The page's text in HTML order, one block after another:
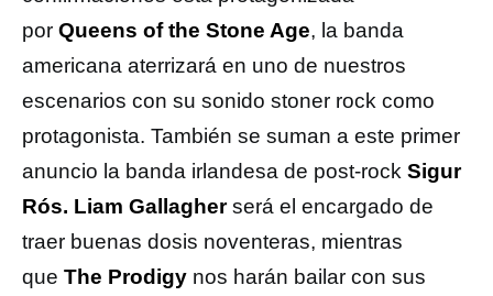
por Queens of the Stone Age, la banda
americana aterrizará en uno de nuestros
escenarios con su sonido stoner rock como
protagonista. También se suman a este primer
anuncio la banda irlandesa de post-rock Sigur
Rós. Liam Gallagherserá el encargado de
traer buenas dosis noventeras, mientras
que The Prodigy nos harán bailar con sus